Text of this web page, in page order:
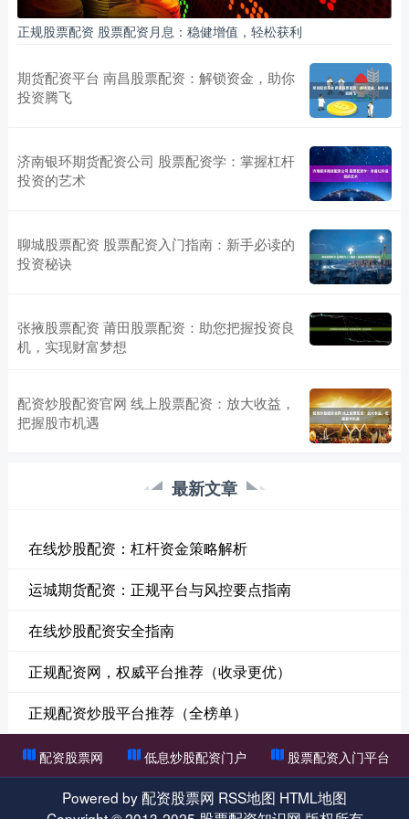
正规股票配资 股票配资月息：稳健增值，轻松获利
期货配资平台 南昌股票配资：解锁资金，助你
投资腾飞
济南银环期货配资公司 股票配资学：掌握杠杆
投资的艺术
聊城股票配资 股票配资入门指南：新手必读的
投资秘诀
张掖股票配资 莆田股票配资：助您把握投资良
机，实现财富梦想
配资炒股配资官网 线上股票配资：放大收益，
把握股市机遇
最新文章
在线炒股配资：杠杆资金策略解析
运城期货配资：正规平台与风控要点指南
在线炒股配资安全指南
正规配资网，权威平台推荐（收录更优）
正规配资炒股平台推荐（全榜单）
配资股票网 低息炒股配资门户 股票配资入门平台
Powered by配资股票网 RSS地图 HTML地图